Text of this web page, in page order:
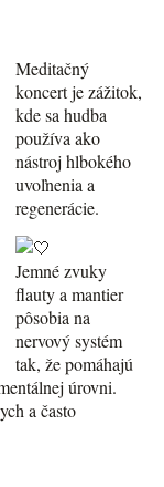
Meditačný
koncert je zážitok,
kde sa hudba
používa ako
nástroj hlbokého
uvoľnenia a
regenerácie.
Jemné zvuky
flauty a mantier
pôsobia na
nervový systém
tak, že pomáhajú
úrovni.
a často